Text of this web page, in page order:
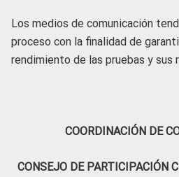
Los medios de comunicación
proceso con la finalidad de
rendimiento de las pruebas y sus
COORDINACIÓN DE
CONSEJO DE PARTICIPACIÓN